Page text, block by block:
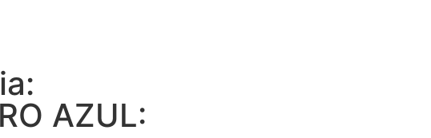
AZUL: